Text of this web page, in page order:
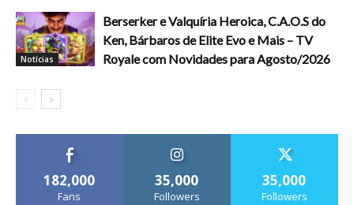
Notícias
Berserker e Valquíria Heroica, C.A.O.S do
Ken, Bárbaros de Elite Evo e Mais – TV
Royale com Novidades para Agosto/2026
182,000
Fans
35,000
Followers
35,000
Followers